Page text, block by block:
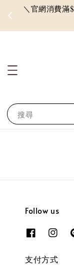
＼官網消費滿
搜尋
Follow us
支付方式